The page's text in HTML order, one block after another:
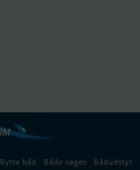
Bytte båd Både søges Bådudstyr